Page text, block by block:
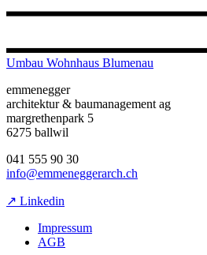
Umbau Wohnhaus Blumenau
emmenegger
architektur & baumanagement ag
margrethenpark 5
6275 ballwil
041 555 90 30
info@emmeneggerarch.ch
↗ Linkedin
Impressum
AGB